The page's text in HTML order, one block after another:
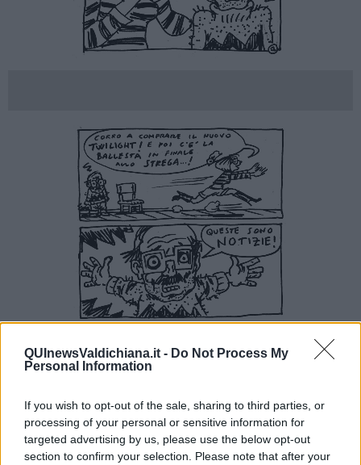
QUInewsValdichiana.it - Do Not Process My
Personal Information
If you wish to opt-out of the sale, sharing to third parties, or
processing of your personal or sensitive information for
targeted advertising by us, please use the below opt-out
section to confirm your selection. Please note that after your